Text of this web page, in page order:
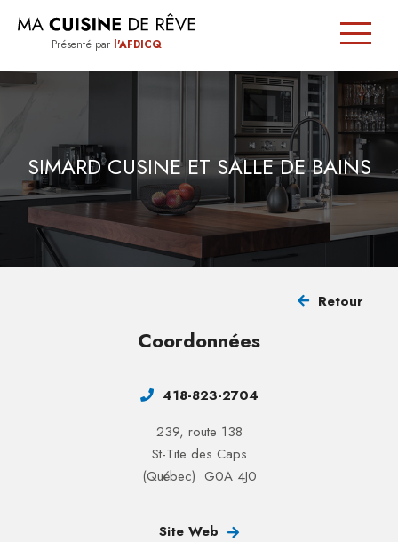
Présenté par l'AFDICQ
QUÉBEC
TRUCS
ET
CONSEILS
SIMARD CUSINE ET SALLE DE BAINS
Retour
Coordonnées
418-823-2704
239, route 138
St-Tite des Caps
(Québec) G0A 4J0
Site Web